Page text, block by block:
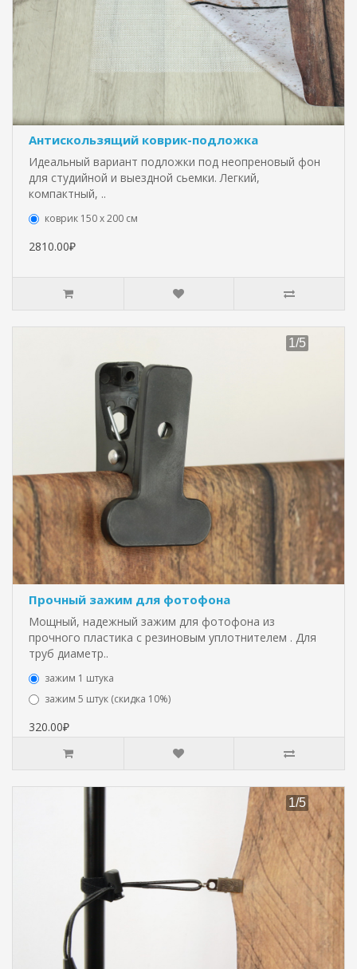
Антискользящий коврик-подложка
Идеальный вариант подложки под неопреновый фон
для студийной и выездной сьемки. Легкий,
компактный, ..
коврик 150 х 200 см
2810.00₽
Прочный зажим для фотофона
Мощный, надежный зажим для фотофона из
прочного пластика с резиновым уплотнителем . Для
труб диаметр..
зажим 1 штука
зажим 5 штук (скидка 10%)
320.00₽